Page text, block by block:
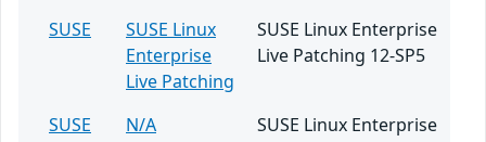
SUSE
SUSE Linux
Enterprise
Live Patching
SUSE Linux Enterprise
Live Patching 12-SP5
SUSE N/A
SUSE Linux Enterprise